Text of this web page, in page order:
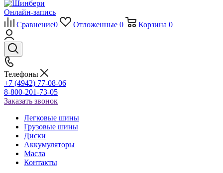
Онлайн-запись
Сравнение0 Отложенные 0 Корзина 0
Телефоны
+7 (4942) 77-08-06
8-800-201-73-05
Заказать звонок
Легковые шины
Грузовые шины
Диски
Аккумуляторы
Масла
Контакты